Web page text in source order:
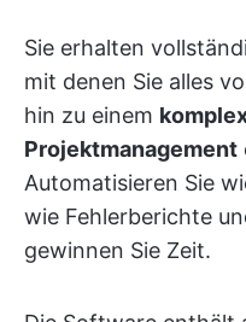
Sie erhalten
mit denen Sie alles
hin zu einem
Projektmanagement
Automatisieren Sie
wie Fehlerberichte
gewinnen Sie Zeit.